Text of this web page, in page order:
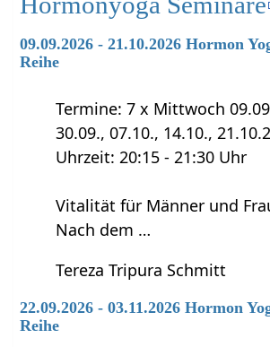
09.09.2026 - 21.10.2026 Hormon
Reihe
Termine: 7 x Mittwoch
30.09., 07.10., 14.10.,
Uhrzeit: 20:15 - 21:30 Uhr
Vitalität für Männer und
Nach dem …
Tereza Tripura Schmitt
22.09.2026 - 03.11.2026 Hormon
Reihe